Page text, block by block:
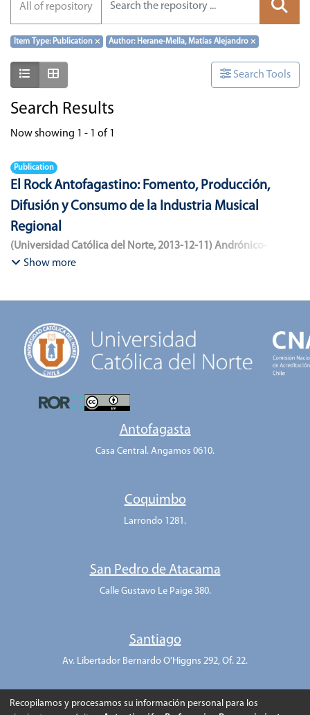
All of repository
Item Type: Publication × Author: Herane-Mella, Matías Alejandro×
Show as list Search Tools
Search Results
Now showing 1 - 1 of 1
Publication
El Rock Antofagastino: Fomento, Producción,
Difusión y Consumo de la Industria Musical
Regional
(Universidad Católica del Norte,2013-12-11 ) Andrónico-
Cangana, Javier Enrique
Show more
Antofagasta
Casa Central. Angamos 0610.
Coquimbo
Larrondo 1281.
San Pedro de Atacama
Calle Gustavo Le Paige 380.
Santiago
Av. Libertador Bernardo O'Higgns 292, Of. 22.
Recopilamos y procesamos su información personal para los